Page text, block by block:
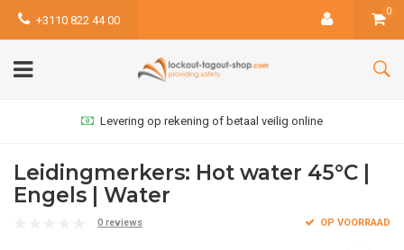
+3110 822 44 00
0
Levering op rekening of betaal veilig online
Leidingmerkers: Hot water 45°C |
Engels | Water
0 reviews OP VOORRAAD